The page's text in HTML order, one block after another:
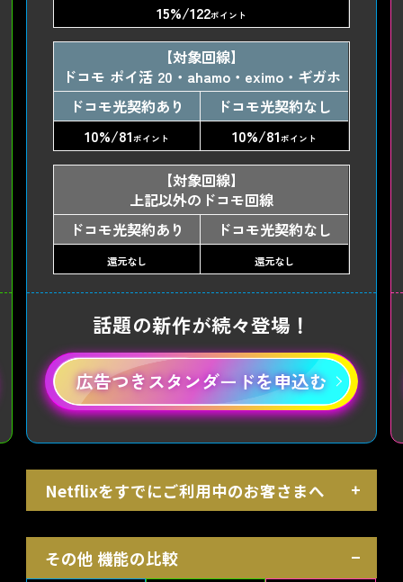
15%/122ポイント
【対象回線】
ドコモ ポイ活 20・ahamo・eximo・ギガホ
ドコモ光契約あり
ドコモ光契約なし
10%/81ポイント 10%/81ポイント
【対象回線】
上記以外のドコモ回線
ドコモ光契約あり
ドコモ光契約なし
還元なし 還元なし
話題の新作が続々登場！
広告つきスタンダードを申込む
Netflixをすでにご利用中のお客さまへ
その他 機能の比較